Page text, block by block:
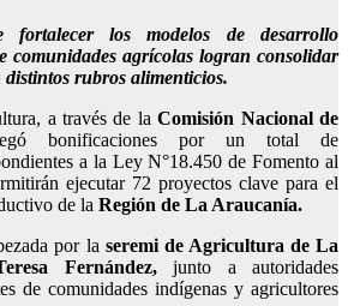
fortalecer los modelos de desarrollo
comunidades agrícolas logran consolidar
rubros alimenticios.
a través de laComisión Nacional de
bonificaciones por un total de
a la Ley N°18.450 de Fomento al
ejecutar 72 proyectos clave para el
de la Región de La Araucanía.
por la seremi de Agricultura de La
Fernández,junto a autoridades
de comunidades indígenas y agricultores